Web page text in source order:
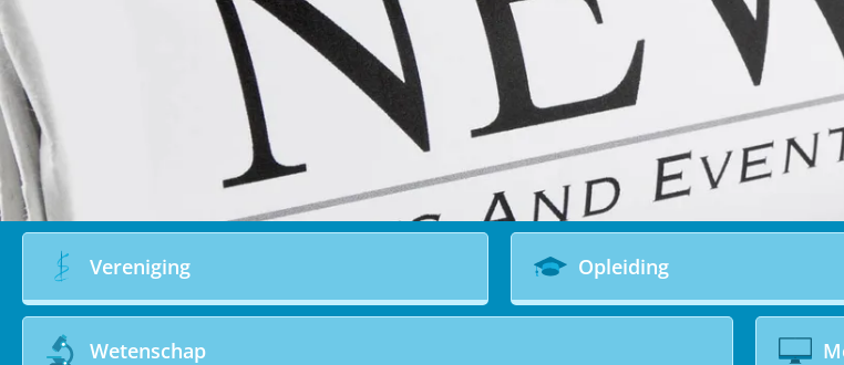
Vereniging Opleiding
Wetenschap